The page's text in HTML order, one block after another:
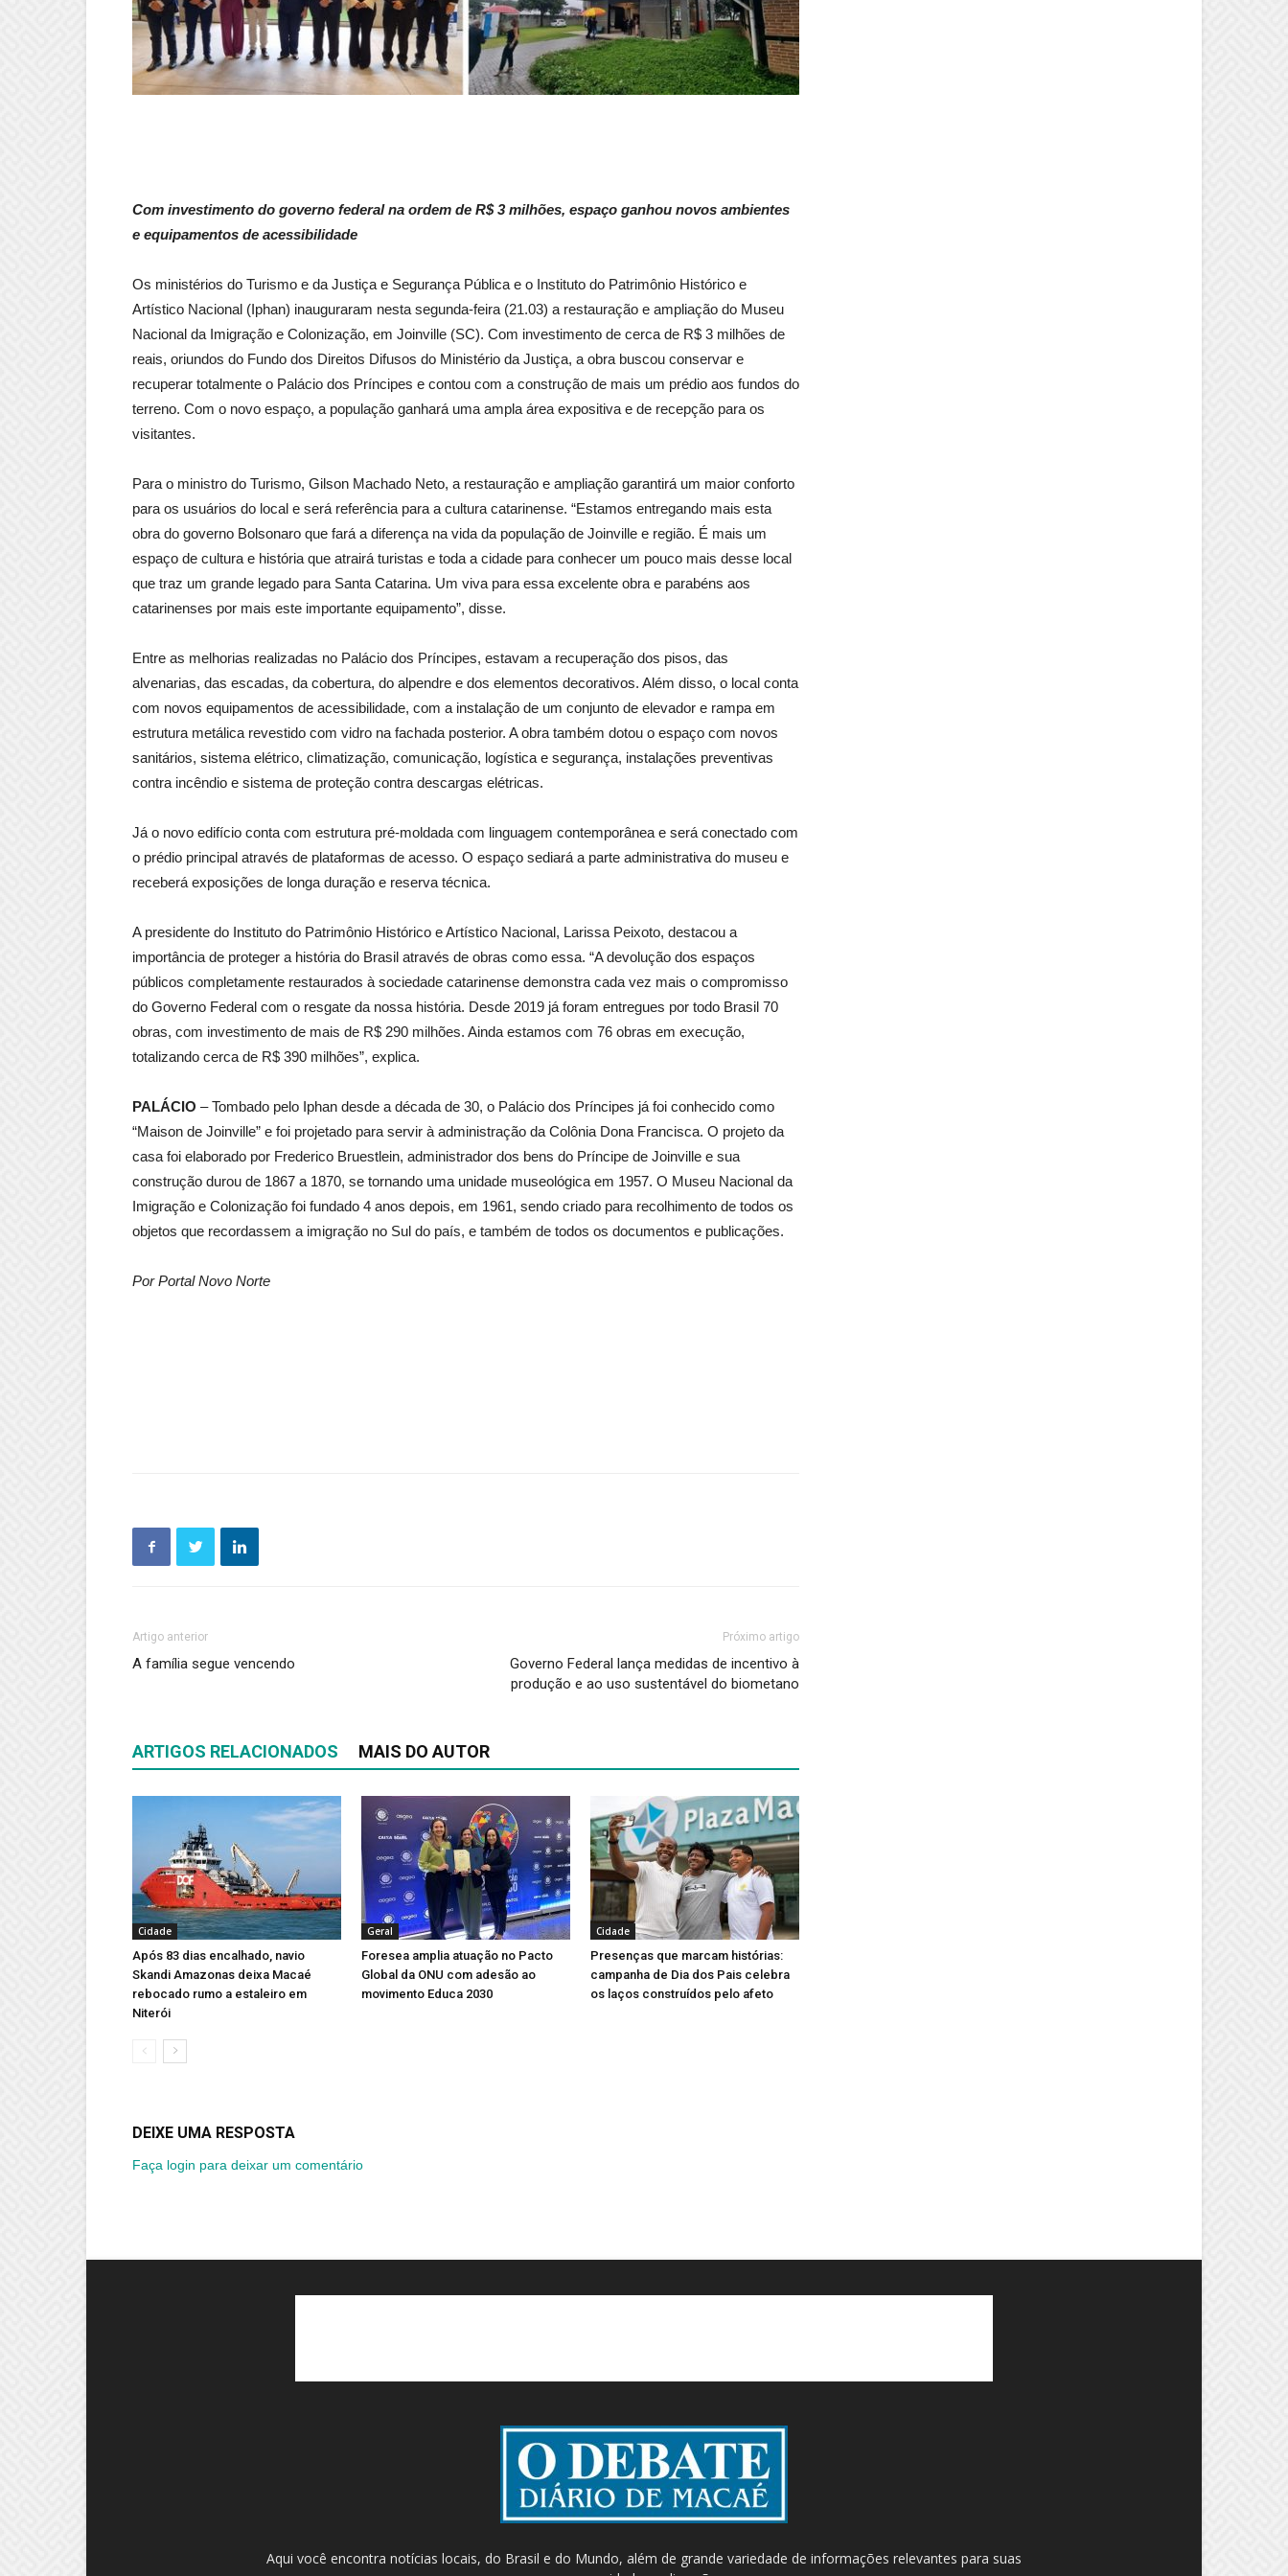
Com investimento do governo federal na ordem de R$ 3 milhões, espaço ganhou novos ambientes
e equipamentos de acessibilidade
Os ministérios do Turismo e da Justiça e Segurança Pública e o Instituto do Patrimônio Histórico e
Artístico Nacional (Iphan) inauguraram nesta segunda-feira (21.03) a restauração e ampliação do Museu
Nacional da Imigração e Colonização, em Joinville (SC). Com investimento de cerca de R$ 3 milhões de
reais, oriundos do Fundo dos Direitos Difusos do Ministério da Justiça, a obra buscou conservar e
recuperar totalmente o Palácio dos Príncipes e contou com a construção de mais um prédio aos fundos do
terreno. Com o novo espaço, a população ganhará uma ampla área expositiva e de recepção para os
visitantes.
Para o ministro do Turismo, Gilson Machado Neto, a restauração e ampliação garantirá um maior conforto
para os usuários do local e será referência para a cultura catarinense. “Estamos entregando mais esta
obra do governo Bolsonaro que fará a diferença na vida da população de Joinville e região. É mais um
espaço de cultura e história que atrairá turistas e toda a cidade para conhecer um pouco mais desse local
que traz um grande legado para Santa Catarina. Um viva para essa excelente obra e parabéns aos
catarinenses por mais este importante equipamento”, disse.
Entre as melhorias realizadas no Palácio dos Príncipes, estavam a recuperação dos pisos, das
alvenarias, das escadas, da cobertura, do alpendre e dos elementos decorativos. Além disso, o local conta
com novos equipamentos de acessibilidade, com a instalação de um conjunto de elevador e rampa em
estrutura metálica revestido com vidro na fachada posterior. A obra também dotou o espaço com novos
sanitários, sistema elétrico, climatização, comunicação, logística e segurança, instalações preventivas
contra incêndio e sistema de proteção contra descargas elétricas.
Já o novo edifício conta com estrutura pré-moldada com linguagem contemporânea e será conectado com
o prédio principal através de plataformas de acesso. O espaço sediará a parte administrativa do museu e
receberá exposições de longa duração e reserva técnica.
A presidente do Instituto do Patrimônio Histórico e Artístico Nacional, Larissa Peixoto, destacou a
importância de proteger a história do Brasil através de obras como essa. “A devolução dos espaços
públicos completamente restaurados à sociedade catarinense demonstra cada vez mais o compromisso
do Governo Federal com o resgate da nossa história. Desde 2019 já foram entregues por todo Brasil 70
obras, com investimento de mais de R$ 290 milhões. Ainda estamos com 76 obras em execução,
totalizando cerca de R$ 390 milhões”, explica.
PALÁCIO – Tombado pelo Iphan desde a década de 30, o Palácio dos Príncipes já foi conhecido como
“Maison de Joinville” e foi projetado para servir à administração da Colônia Dona Francisca. O projeto da
casa foi elaborado por Frederico Bruestlein, administrador dos bens do Príncipe de Joinville e sua
construção durou de 1867 a 1870, se tornando uma unidade museológica em 1957. O Museu Nacional da
Imigração e Colonização foi fundado 4 anos depois, em 1961, sendo criado para recolhimento de todos os
objetos que recordassem a imigração no Sul do país, e também de todos os documentos e publicações.
Por Portal Novo Norte
Artigo anterior
A família segue vencendo
Próximo artigo
Governo Federal lança medidas de incentivo à
produção e ao uso sustentável do biometano
ARTIGOS RELACIONADOS MAIS DO AUTOR
Cidade
Após 83 dias encalhado, navio
Skandi Amazonas deixa Macaé
rebocado rumo a estaleiro em
Niterói
Geral
Foresea amplia atuação no Pacto
Global da ONU com adesão ao
movimento Educa 2030
Cidade
Presenças que marcam histórias:
campanha de Dia dos Pais celebra
os laços construídos pelo afeto
DEIXE UMA RESPOSTA
Faça login para deixar um comentário
Aqui você encontra notícias locais, do Brasil e do Mundo, além de grande variedade de informações relevantes para suas